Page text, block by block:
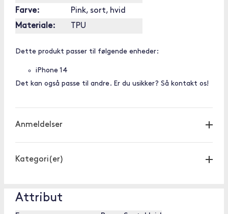
Farve:
Pink, sort, hvid
Materiale:
TPU
Dette produkt passer til følgende enheder:
iPhone 14
Det kan også passe til andre. Er du usikker? Så kontakt os!
Anmeldelser
Kategori(er)
Attribut